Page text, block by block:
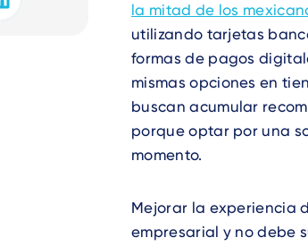
la mitad de los
utilizando tarjetas
formas de pagos
mismas opciones en
buscan acumular
porque optar por una
momento.
Mejorar la experiencia
empresarial y no debe